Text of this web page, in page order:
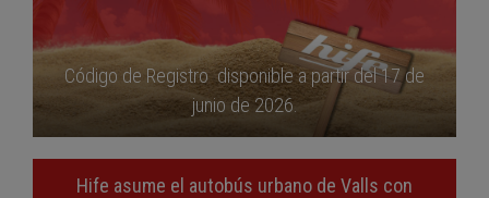
Código de Registro disponible a partir del 17 de
junio de 2026.
Hife asume el autobús urbano de Valls con